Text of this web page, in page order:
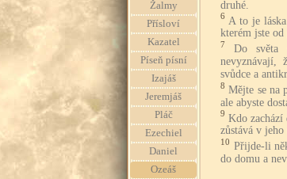
Žalmy
Přísloví
Kazatel
Píseň písní
Izajáš
Jeremjáš
Pláč
Ezechiel
Daniel
Ozeáš
druhé.
6 A to je
kterém jste
7
Do světa
nevyznávají,
svůdce a
8 Mějte se na
ale abyste
9 Kdo zachází
zůstává v
10 Přijde-li
do domu a